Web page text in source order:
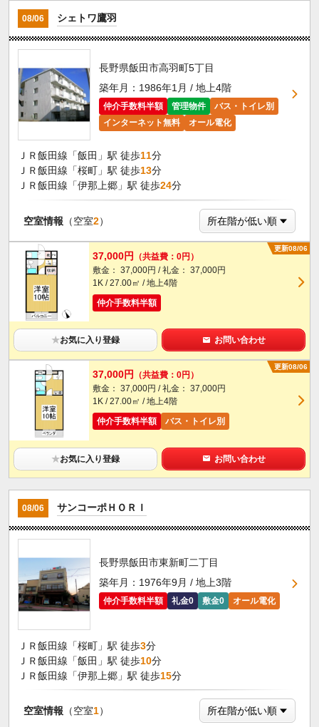
08/06 シェトワ鷹羽
長野県飯田市高羽町5丁目
築年月：1986年1月 / 地上4階
仲介手数料半額 管理物件
バス・トイレ別
インターネット無料
オール電化
ＪＲ飯田線「飯田」駅 徒歩11分
ＪＲ飯田線「桜町」駅 徒歩13分
ＪＲ飯田線「伊那上郷」駅 徒歩24分
空室情報 （空室2）
更新08/06
37,000円
（共益費：0円）
敷金： 37,000円 / 礼金： 37,000円
1K / 27.00㎡ / 地上4階
仲介手数料半額
★お気に入り登録 お問い合わせ
更新08/06
37,000円
（共益費：0円）
敷金： 37,000円 / 礼金： 37,000円
1K / 27.00㎡ / 地上4階
仲介手数料半額
バス・トイレ別
★お気に入り登録 お問い合わせ
08/06 サンコーポＨＯＲＩ
長野県飯田市東新町二丁目
築年月：1976年9月 / 地上3階
仲介手数料半額 礼金0 敷金0 オール電化
ＪＲ飯田線「桜町」駅 徒歩3分
ＪＲ飯田線「飯田」駅 徒歩10分
ＪＲ飯田線「伊那上郷」駅 徒歩15分
空室情報 （空室1）